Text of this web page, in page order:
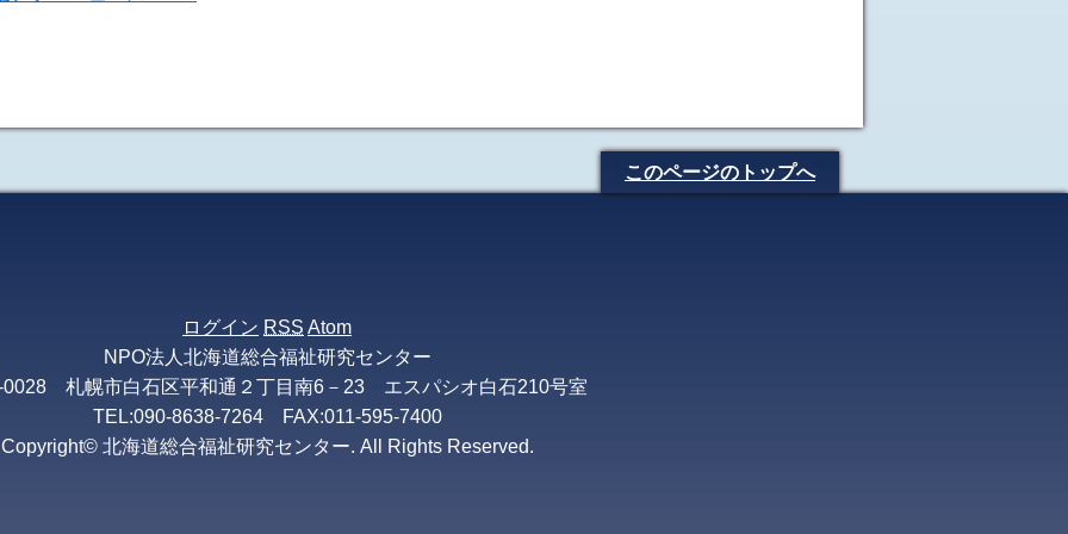
このページのトップへ
ログイン RSS Atom
NPO法人北海道総合福祉研究センター
0028 札幌市白石区平和通２丁目南6－23 エスパシオ白石210号室
TEL:090-8638-7264 FAX:011-595-7400
Copyright© 北海道総合福祉研究センター. All Rights Reserved.